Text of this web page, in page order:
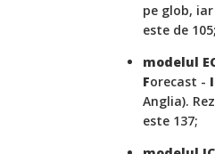
pe glob,
este de 105;
modelul
Forecast - I
Anglia).
este 137;